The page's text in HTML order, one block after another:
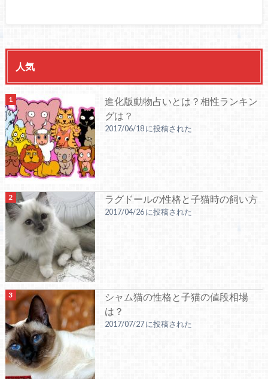
人気
進化版動物占いとは？相性ランキン
グは？
2017/06/18 に投稿された
ラグドールの性格と子猫時の飼い方
2017/04/26 に投稿された
シャム猫の性格と子猫の値段相場
は？
2017/07/27 に投稿された